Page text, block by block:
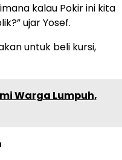
kalau Pokir ini kita
ujar Yosef.
untuk beli kursi,
Warga Lumpuh,